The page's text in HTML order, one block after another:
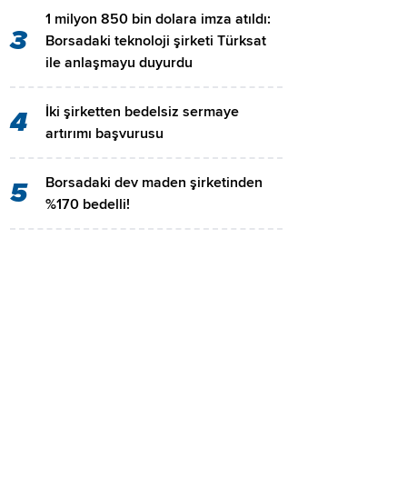
3
1 milyon 850 bin dolara imza atıldı:
Borsadaki teknoloji şirketi Türksat
ile anlaşmayu duyurdu
4
İki şirketten bedelsiz sermaye
artırımı başvurusu
5
Borsadaki dev maden şirketinden
%170 bedelli!